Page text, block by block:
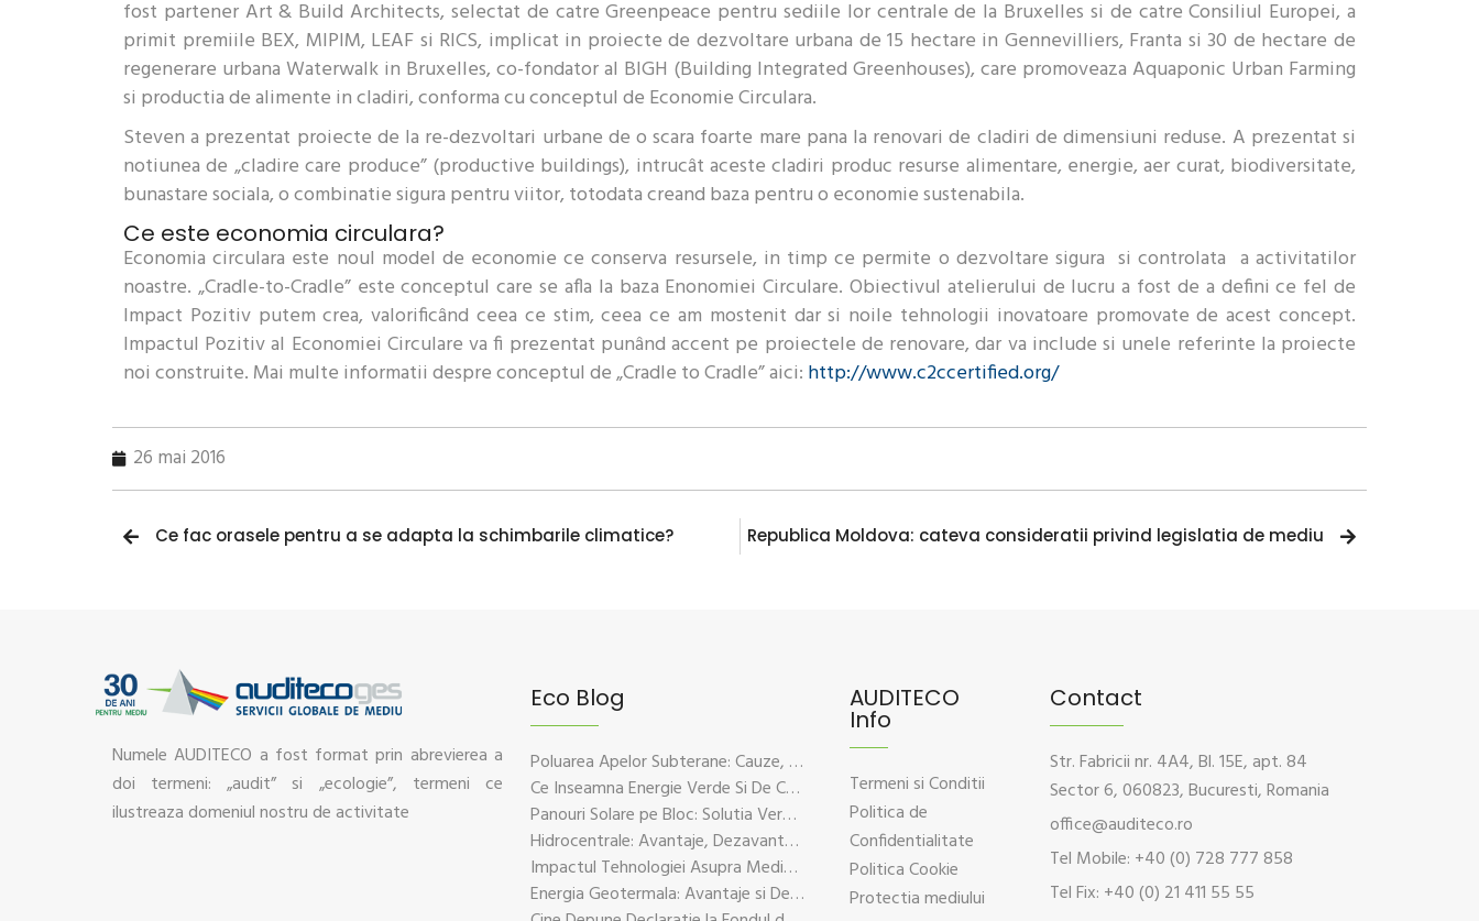
fost partener Art & Build Architects, selectat de catre Greenpeace pentru sediile lor centrale de la Bruxelles si de catre Consiliul Europei, a
primit premiile BEX, MIPIM, LEAF si RICS, implicat in proiecte de dezvoltare urbana de 15 hectare in Gennevilliers, Franta si 30 de hectare de
regenerare urbana Waterwalk in Bruxelles, co-fondator al BIGH (Building Integrated Greenhouses), care promoveaza Aquaponic Urban Farming
si productia de alimente in cladiri, conforma cu conceptul de Economie Circulara.
Steven a prezentat proiecte de la re-dezvoltari urbane de o scara foarte mare pana la renovari de cladiri de dimensiuni reduse. A prezentat si
notiunea de „cladire care produce” (productive buildings), intrucât aceste cladiri produc resurse alimentare, energie, aer curat, biodiversitate,
bunastare sociala, o combinatie sigura pentru viitor, totodata creand baza pentru o economie sustenabila.
Ce este economia circulara?
Economia circulara este noul model de economie ce conserva resursele, in timp ce permite o dezvoltare sigura si controlata a activitatilor
noastre. „Cradle-to-Cradle” este conceptul care se afla la baza Enonomiei Circulare. Obiectivul atelierului de lucru a fost de a defini ce fel de
Impact Pozitiv putem crea, valorificând ceea ce stim, ceea ce am mostenit dar si noile tehnologii inovatoare promovate de acest concept.
Impactul Pozitiv al Economiei Circulare va fi prezentat punând accent pe proiectele de renovare, dar va include si unele referinte la proiecte
noi construite. Mai multe informatii despre conceptul de „Cradle to Cradle” aici: http://www.c2ccertified.org/
26 mai 2016
Ce fac orasele pentru a se adapta la schimbarile climatice? Republica Moldova: cateva consideratii privind legislatia de mediu
Numele AUDITECO a fost format prin abrevierea a
doi termeni: „audit” si „ecologie”, termeni ce
ilustreaza domeniul nostru de activitate
Eco Blog
Poluarea Apelor Subterane: Cauze, Efecte Si Solutii De Prevenire
Ce Inseamna Energie Verde Si De Ce Este Esentiala Pentru Viitorul Planetei
Panouri Solare pe Bloc: Solutia Verde Pentru Energie Durabila
Hidrocentrale: Avantaje, Dezavantaje si Impactul Asupra Mediului
Impactul Tehnologiei Asupra Mediului – Provocari si Solutii Sustenabile
Energia Geotermala: Avantaje si Dezavantaje Explicate pe Intelesul Tuturor
AUDITECO
Info
Termeni si Conditii
Politica de
Confidentialitate
Politica Cookie
Protectia mediului
Contact
Str. Fabricii nr. 4A4, Bl. 15E, apt. 84
Sector 6, 060823, Bucuresti, Romania
office@auditeco.ro
Tel Mobile: +40 (0) 728 777 858
Tel Fix: +40 (0) 21 411 55 55